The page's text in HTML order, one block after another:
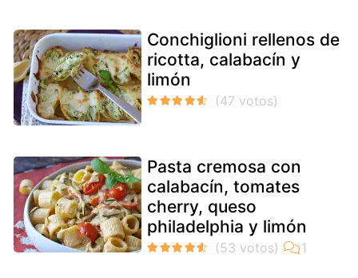
Conchiglioni rellenos de
ricotta, calabacín y
limón
Pasta cremosa con
calabacín, tomates
cherry, queso
philadelphia y limón